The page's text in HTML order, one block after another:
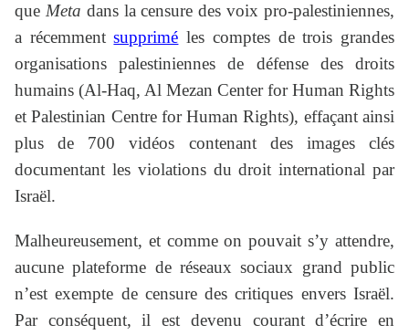
que Meta dans la censure des voix pro-palestiniennes,
a récemmentsupprimé les comptes de trois grandes
organisations palestiniennes de défense des droits
humains (Al-Haq, Al Mezan Center for Human Rights
et Palestinian Centre for Human Rights), effaçant ainsi
plus de 700 vidéos contenant des images clés
documentant les violations du droit international par
Israël.
Malheureusement, et comme on pouvait s’y attendre,
aucune plateforme de réseaux sociaux grand public
n’est exempte de censure des critiques envers Israël.
Par conséquent, il est devenu courant d’écrire en